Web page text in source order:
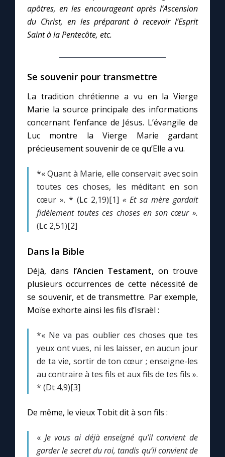
Questions-réponses
Prier au quotidien
Avec Thérèse de Lisieux
L'Évangile chaque jour
Les premiers samedis du mois
Me consacrer à Jésus par Marie
Mes intentions de prière
Une Minute avec Marie
Une neuvaine
À la une
1000 Raisons de Croire
Chapelet pour le monde
Contact
Marie de Nazareth
apôtres, en les encourageant après l’Ascension
du Christ, en les préparant à recevoir l’Esprit
Saint à la Pentecôte, etc.
Se souvenir pour transmettre
La tradition chrétienne a vu en la Vierge
Marie la source principale des informations
concernant l’enfance de Jésus. L’évangile de
Luc montre la Vierge Marie gardant
précieusement souvenir de ce qu’Elle a vu.
*« Quant à Marie, elle conservait avec soin
toutes ces choses, les méditant en son
cœur ». * (Lc 2,19)[1] « Et sa mère gardait
fidèlement toutes ces choses en son cœur ».
(Lc 2,51)[2]
Dans la Bible
Déjà, dans l’Ancien Testament, on trouve
plusieurs occurrences de cette nécessité de
se souvenir, et de transmettre. Par exemple,
Moïse exhorte ainsi les fils d’Israël :
*« Ne va pas oublier ces choses que tes
yeux ont vues, ni les laisser, en aucun jour
de ta vie, sortir de ton cœur ; enseigne-les
au contraire à tes fils et aux fils de tes fils ».
* (Dt 4,9)[3]
De même, le vieux Tobit dit à son fils :
« Je vous ai déjà enseigné qu’il convient de
garder le secret du roi, tandis qu’il convient de